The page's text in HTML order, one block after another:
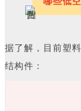
据了解，目前塑
结构件：